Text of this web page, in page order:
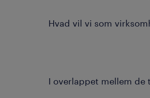
Hvad vil vi som
I overlappet mellem